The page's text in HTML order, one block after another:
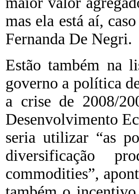
mas ela está aí,
Fernanda De Negri.
Estão também na
governo a política
a crise de 2008/
Desenvolvimento
seria utilizar “as
diversificação
commodities”,